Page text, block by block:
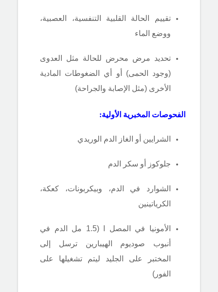
تقييم الحالة القلبية التنفسية، العصبية،
ووضع الماء
تحديد مر ض محرض للحالة مثل العدوى
(وجود الحمى) أو أي الضغوطات المادية
الأخرى (مثل الإصابة والجراحة)
الفحوصات المخبرية الأولية:
الشرايين أو الغاز الدم الوريدي
جلوكوز أو سكر الدم
الشوارد في الدم، وبيكربونات، كعكة،
الكرياتينين
الأمونيا في المصل
ا (1.5 مل الدم في
أنبوب صوديوم الهيبارينترسل إلى
المختبر على الجليد ليتم تشغيلها على
الفور)